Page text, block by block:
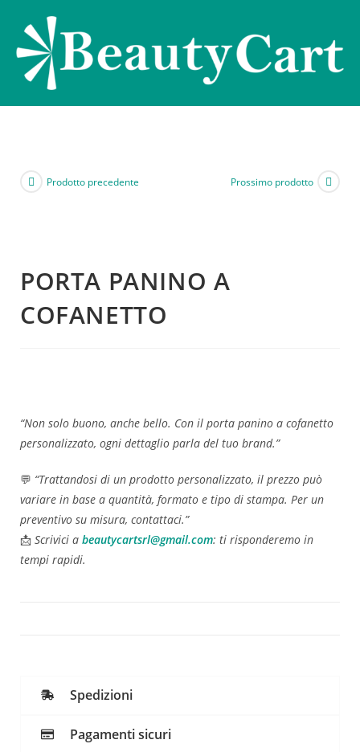
Prodotto precedente Prossimo prodotto
PORTA PANINO A
COFANETTO
“Non solo buono, anche bello. Con il porta panino a cofanetto
personalizzato, ogni dettaglio parla del tuo brand.”
💬 “Trattandosi di un prodotto personalizzato, il prezzo può
variare in base a quantità, formato e tipo di stampa. Per un
preventivo su misura, contattaci.”
📩 Scrivici a beautycartsrl@gmail.com: ti risponderemo in
tempi rapidi.
Spedizioni
Pagamenti sicuri